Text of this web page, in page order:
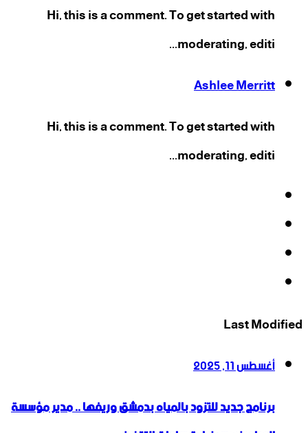
Hi, this is a comment. To get started with
moderating, editi...
Ashlee Merritt
Hi, this is a comment. To get started with
moderating, editi...
Last Modified
أغسطس 11, 2025
برنامج جديد للتزود بالمياه بدمشق وريفها .. مدير مؤسسة